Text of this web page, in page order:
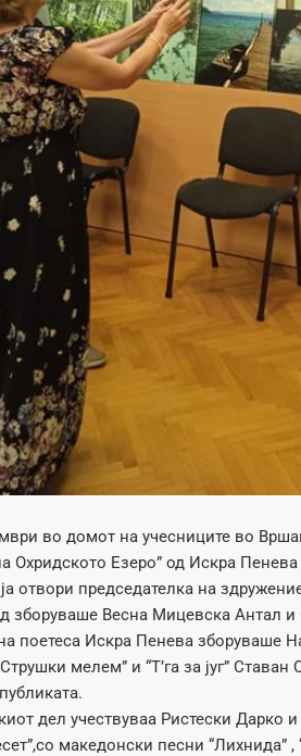
во домот на учесниците во
Охридското Езеро” од Искра Пенева
отвори председателка на
зборуваше Весна Мицевска Антал и
поетеса Искра Пенева зборуваше
мелем” и “Т’га за југ”
дел учествуваа Ристески Дарко
македонски песни “Лихнида”